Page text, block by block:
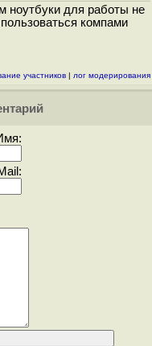
ноутбуки для работы не
компами
участников | лог модерирования